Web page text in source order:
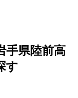
手県陸前高
す